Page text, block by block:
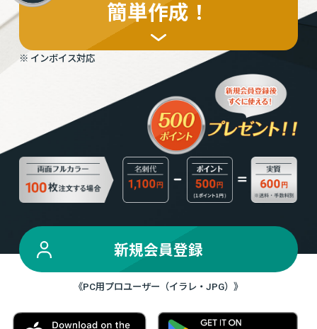
簡単作成！
※ インボイス対応
新規会員登録
《PC用プロユーザー（イラレ・JPG）》